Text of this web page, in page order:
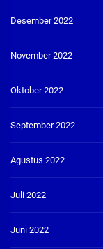
Desember 2022
November 2022
Oktober 2022
September 2022
Agustus 2022
Juli 2022
Juni 2022